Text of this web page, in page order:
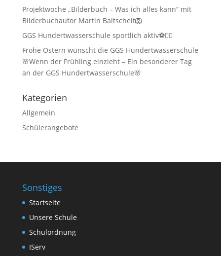
Projektwoche „Bilderbuch – Was ich alles kann“ mit
Bilderbuchautor Martin Baltscheit🦁
GGS Hundertwasserschule sportlich aktiv⚽🏃‍♂️
Frohe Ostern wünscht die GGS Hundertwasserschule
🌸Wenn der Frühling einzieht – Ein besonderer Tag
an der GGS Hundertwasserschule🌸
Kategorien
Allgemein
Schülerangebote
Sonstiges
Startseite
Unsere Schule
Schulordnung
IServ